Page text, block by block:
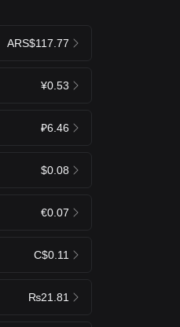
ARS$117.77
¥0.53
₽6.46
$0.08
€0.07
C$0.11
₨21.81